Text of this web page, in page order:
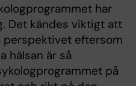
har
Det kändes viktigt att
eftersom
hälsan är så
på